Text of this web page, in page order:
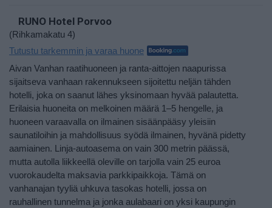
RUNO Hotel Porvoo
(Rihkamakatu 4)
Tutustu tarkemmin ja varaa huone
Aivan Vanhan raatihuoneen ja ranta-aittojen naapurissa
sijaitseva vanhaan rakennukseen sijoitettu neljän tähden
hotelli, joka on saanut lähes yksinomaan hyvää palautetta.
Erilaisia huoneita on melkoinen määrä 1–5 hengelle, ja
huoneen varaavalla on ilmainen sisäänpääsy yleisiin
saunatiloihin ja mahdollisuus syödä ilmainen, hyvänä pidetty
aamiainen. Linja-autoasema on vain 300 metrin päässä,
mutta autolla liikkeellä oleville on tarjolla vain 25 euroa
vuorokaudelta maksavia parkkipaikkoja. Tämä on
vanhanajan tyyliä uhkuva tasokas hotelli, jossa on
rauhallinen tunnelma ja jonka aulabaari on yksi kaupungin